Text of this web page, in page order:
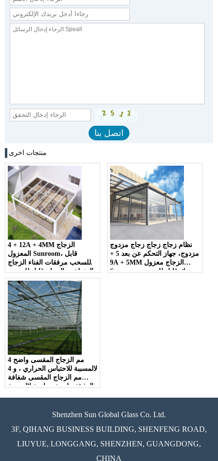
منتجات اخرى
4 + 12A + 4MM الزجاج
المعزول Sunroom، قابل
للسحب مرفقات الفناء الزجاج
المنزلق، والزجاج قابل للسحب
بمحركات الشمس مع سقف
قابل للسحب
نظام زجاج زجاج زجاج مزدوج
مزدوج، جهاز التحكم عن بعد 5 +
9A + 5MM الزجاج معزول
Sunroom، بمحرك قابل للسحب
4 مم الزجاج المقسى واضح
لالمسببة للاحتباس الحراري ، و 4
مم الزجاج المقسى شفافة
الدفيئة ، لوحة زجاجية لالمسببة
Shenzhen Sun Global Glass Co. Ltd.
3F, QIHANG BUSINESS BUILDING, SHENFENG ROAD,
LIUYUE, LONGGANG, SHENZHEN, GUANGDONG,
CHINA